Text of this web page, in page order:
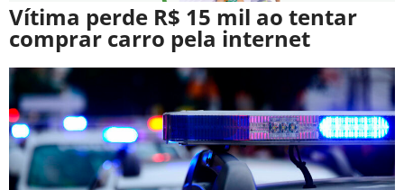
Vítima perde R$ 15 mil ao tentar
comprar carro pela internet